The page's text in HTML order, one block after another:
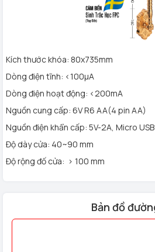
Với đội ngũ nhân viên nhiệt tình,
,
ứng mọi nhu cầu của quý khách
Hệ thống hơn 50 showroom bán và
quốc
Hệ thống nhà thông minh Homego -
50 điểm bán hàng với chính sách
chuyển tại nhà trên toàn quốc.
HÂN HẠNH ĐƯỢC PHỤC VỤ QUÝ
Kích thước khóa: 80x735mm
Dòng điện tĩnh: <100µA
Dòng điện hoạt động: <200mA
Nguồn cung cấp: 6V R6 AA(4 pin AA)
Nguồn điện khẩn cấp: 5V-2A, Micro USB
Độ dày cửa: 40~90 mm
Độ rộng đố cửa: > 100 mm
Bản đồ